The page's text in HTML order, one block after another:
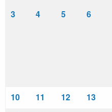
3 4 5 6
10 11 12 13